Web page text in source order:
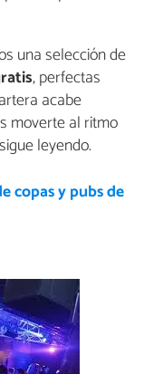
una selección de
, perfectas
acabe
moverte al ritmo
leyendo.
copas y pubs de